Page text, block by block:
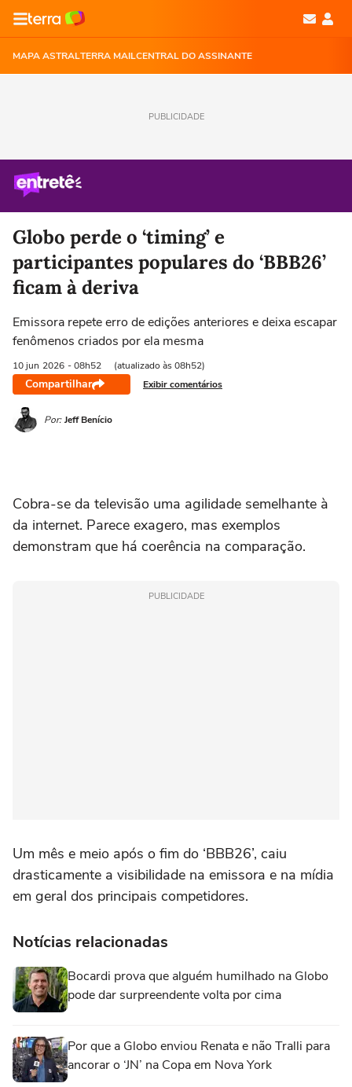
MAPA ASTRALTERRA MAILCENTRAL DO ASSINANTE
PUBLICIDADE
Globo perde o ‘timing’ e
participantes populares do ‘BBB26’
ficam à deriva
Emissora repete erro de edições anteriores e deixa escapar
fenômenos criados por ela mesma
10 jun 2026 - 08h52 (atualizado às 08h52)
Compartilhar Exibir comentários
Por: Jeff Benício
Cobra-se da televisão uma agilidade semelhante à
da internet. Parece exagero, mas exemplos
demonstram que há coerência na comparação.
PUBLICIDADE
Um mês e meio após o fim do ‘BBB26’, caiu
drasticamente a visibilidade na emissora e na mídia
em geral dos principais competidores.
Notícias relacionadas
Bocardi prova que alguém humilhado na Globo
pode dar surpreendente volta por cima
Por que a Globo enviou Renata e não Tralli para
ancorar o ‘JN’ na Copa em Nova York